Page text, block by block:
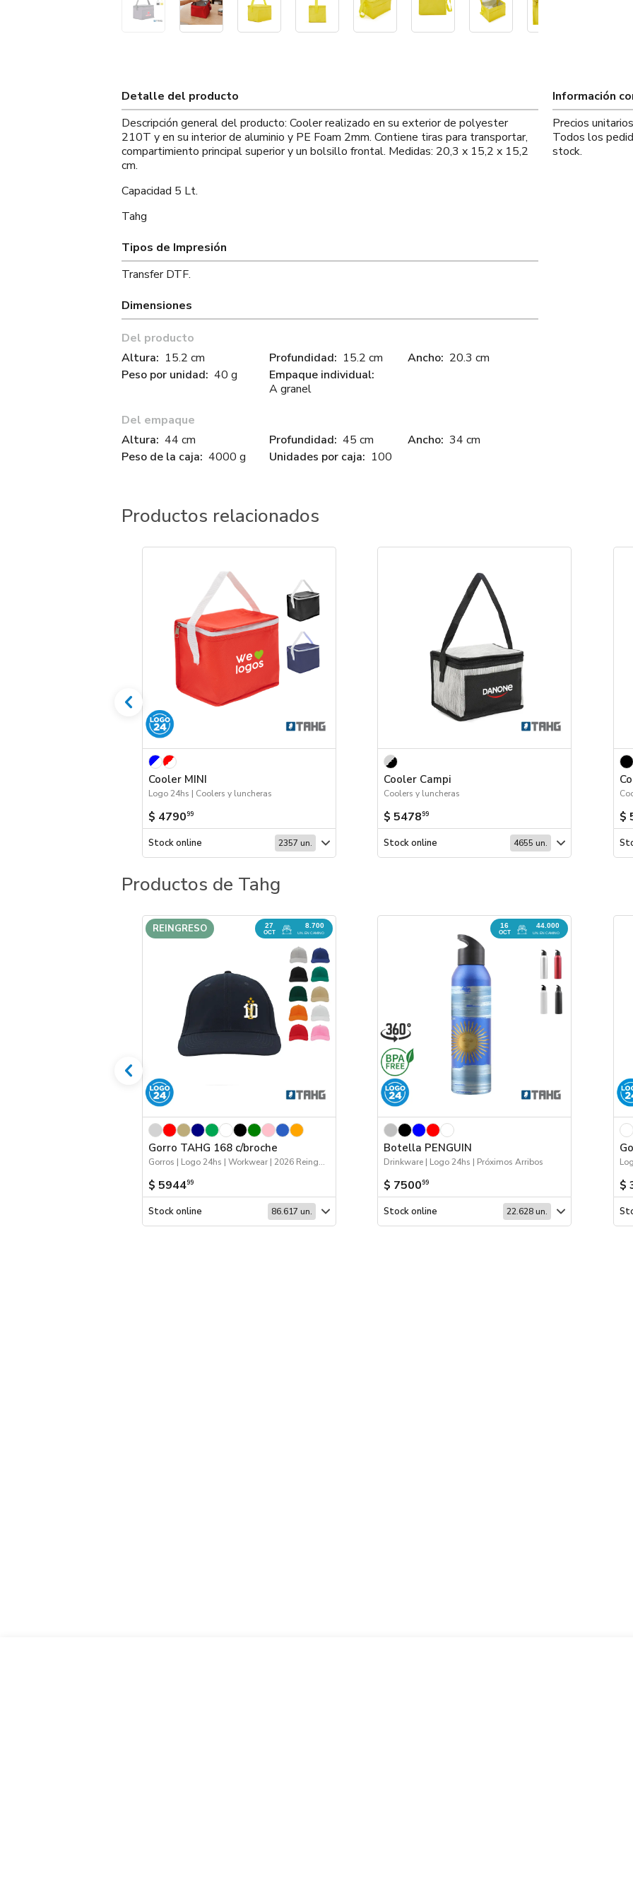
Detalle del producto
Descripción general del producto: Cooler realizado en su exterior de polyester
210T y en su interior de aluminio y PE Foam 2mm. Contiene tiras para transportar,
compartimiento principal superior y un bolsillo frontal. Medidas: 20,3 x 15,2 x 15,2
cm.
Capacidad 5 Lt.
Tahg
Tipos de Impresión
Transfer DTF.
Dimensiones
Del producto
Altura: 15.2 cm
Peso por unidad: 40 g
Profundidad: 15.2 cm
Empaque individual:
A granel
Ancho: 20.3 cm
Del empaque
Altura: 44 cm
Peso de la caja: 4000 g
Profundidad: 45 cm
Unidades por caja: 100
Ancho: 34 cm
Información
Precios
Todos los
stock.
Productos relacionados
Cooler MINI
Logo 24hs | Coolers y luncheras
$ 479099
Stock online 2357 un.
Cooler Campi
Coolers y luncheras
$ 547899
Stock online 4655 un.
$
Productos de Tahg
27
OCT
8.700
UN. EN CAMINO
REINGRESO
Gorro TAHG 168 c/broche
Gorros | Logo 24hs | Workwear | 2026 Reingresos | Próximos Arribos
$ 594499
Stock online 86.617 un.
16
OCT
44.000
UN. EN CAMINO
Botella PENGUIN
Drinkware | Logo 24hs | Próximos Arribos
$ 750099
Stock online 22.628 un.
$